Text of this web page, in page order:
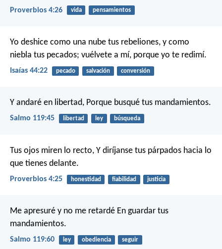
Proverbios 4:26 vida pensamientos
Yo deshice como una nube tus rebeliones, y como
niebla tus pecados; vuélvete a mí, porque yo te redimí.
Isaías 44:22 pecado salvación conversión
Y andaré en libertad, Porque busqué tus mandamientos.
Salmo 119:45 libertad ley búsqueda
Tus ojos miren lo recto, Y diríjanse tus párpados hacia lo
que tienes delante.
Proverbios 4:25 honestidad fiabilidad justicia
Me apresuré y no me retardé En guardar tus
mandamientos.
Salmo 119:60 ley obediencia seguir